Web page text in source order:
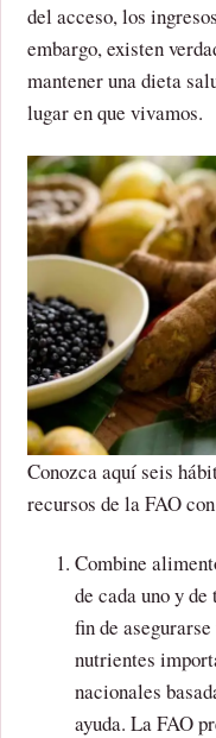
del acceso, los
embargo, existen
mantener una dieta
lugar en que vivamos.
Conozca aquí seis
recursos de la FAO
Combine
de cada uno y
fin de
nutrientes
nacionales
ayuda. La FAO